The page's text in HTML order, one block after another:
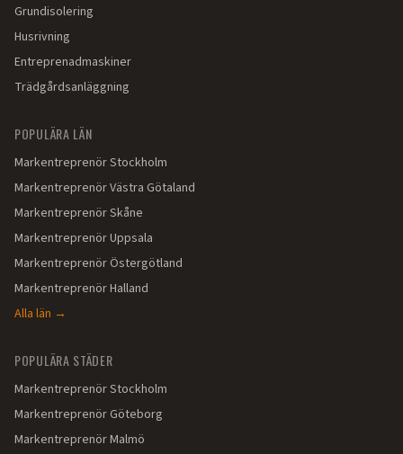
Grundisolering
Husrivning
Entreprenadmaskiner
Trädgårdsanläggning
POPULÄRA LÄN
MarkentreprenörStockholm
MarkentreprenörVästra Götaland
MarkentreprenörSkåne
MarkentreprenörUppsala
MarkentreprenörÖstergötland
MarkentreprenörHalland
Alla län →
POPULÄRA STÄDER
MarkentreprenörStockholm
MarkentreprenörGöteborg
MarkentreprenörMalmö